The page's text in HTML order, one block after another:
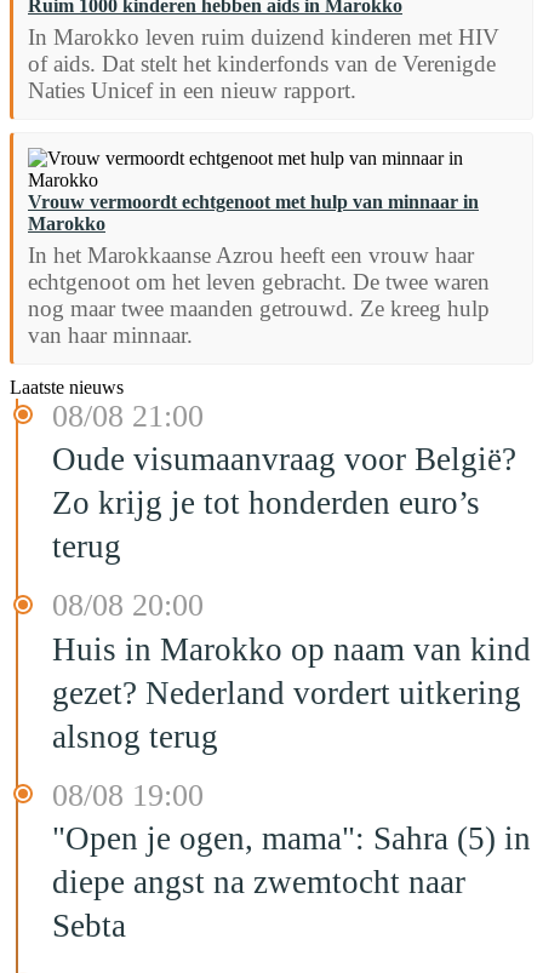
Ruim 1000 kinderen hebben aids in Marokko
In Marokko leven ruim duizend kinderen met HIV
of aids. Dat stelt het kinderfonds van de Verenigde
Naties Unicef in een nieuw rapport.
Vrouw vermoordt echtgenoot met hulp van minnaar in
Marokko
In het Marokkaanse Azrou heeft een vrouw haar
echtgenoot om het leven gebracht. De twee waren
nog maar twee maanden getrouwd. Ze kreeg hulp
van haar minnaar.
Laatste nieuws
08/08 21:00
Oude visumaanvraag voor België?
Zo krijg je tot honderden euro’s
terug
08/08 20:00
Huis in Marokko op naam van kind
gezet? Nederland vordert uitkering
alsnog terug
08/08 19:00
"Open je ogen, mama": Sahra (5) in
diepe angst na zwemtocht naar
Sebta